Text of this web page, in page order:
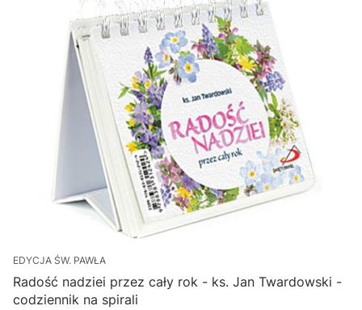
EDYCJA ŚW. PAWŁA
Radość nadziei przez cały rok - ks. Jan Twardowski -
codziennik na spirali